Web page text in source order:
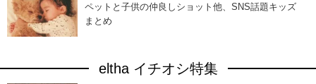
ペットと子供の仲良しショット他、SNS話題キッズ
まとめ
eltha イチオシ特集